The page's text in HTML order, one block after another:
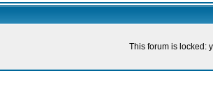
This forum is locked: